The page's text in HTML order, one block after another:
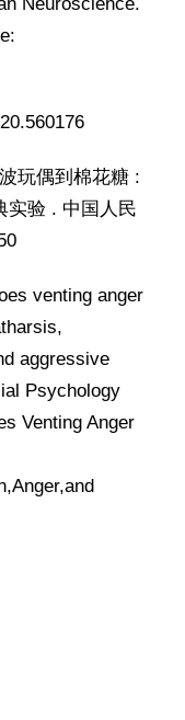
玩偶到棉花糖 :
实验 . 中国人民
venting anger
aggressive
Psychology
Venting Anger